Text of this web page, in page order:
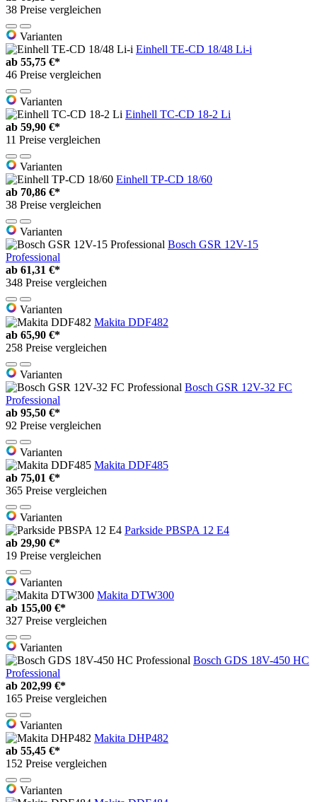
38 Preise vergleichen
Varianten
Einhell TE-CD 18/48 Li-i
ab 55,75 €*
46 Preise vergleichen
Varianten
Einhell TC-CD 18-2 Li
ab 59,90 €*
11 Preise vergleichen
Varianten
Einhell TP-CD 18/60
ab 70,86 €*
38 Preise vergleichen
Varianten
Bosch GSR 12V-15
Professional
ab 61,31 €*
348 Preise vergleichen
Varianten
Makita DDF482
ab 65,90 €*
258 Preise vergleichen
Varianten
Bosch GSR 12V-32 FC
Professional
ab 95,50 €*
92 Preise vergleichen
Varianten
Makita DDF485
ab 75,01 €*
365 Preise vergleichen
Varianten
Parkside PBSPA 12 E4
ab 29,90 €*
19 Preise vergleichen
Varianten
Makita DTW300
ab 155,00 €*
327 Preise vergleichen
Varianten
Bosch GDS 18V-450 HC
Professional
ab 202,99 €*
165 Preise vergleichen
Varianten
Makita DHP482
ab 55,45 €*
152 Preise vergleichen
Varianten